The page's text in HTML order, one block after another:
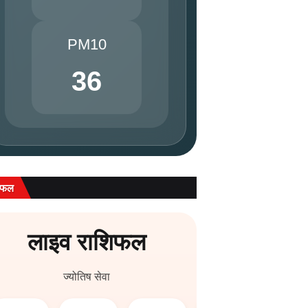
PM10
36
लाइव राशिफल
ज्योतिष सेवा